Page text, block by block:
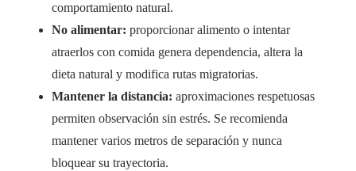
comportamiento natural.
No alimentar: proporcionar alimento o intentar
atraerlos con comida genera dependencia, altera la
dieta natural y modifica rutas migratorias.
Mantener la distancia: aproximaciones respetuosas
permiten observación sin estrés. Se recomienda
mantener varios metros de separación y nunca
bloquear su trayectoria.